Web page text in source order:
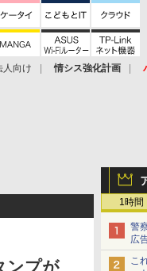
人向け 情シス強化計画
1時間
警
広
広
使
こ
ンプが